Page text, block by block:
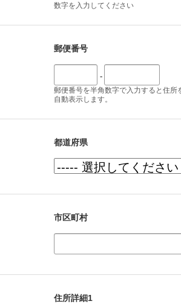
数字を入力してください
郵便番号
-
郵便番号を半角数字で入力すると住所
自動表示します。
都道府県
市区町村
住所詳細1